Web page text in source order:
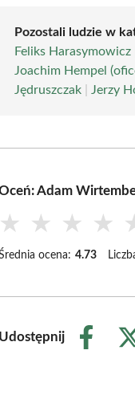
Pozostali ludzie w
Feliks Harasymowicz
Joachim Hempel
Jędruszczak
Jerzy
Adam
★ ★ ★ ★
ocena: 4.73
Udostępnij
Share